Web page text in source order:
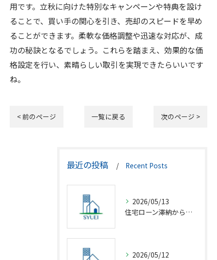
用です。立秋に向けた特別なキャンペーンや特典を設け
ることで、買い手の関心を引き、売却のスピードを早め
ることができます。柔軟な価格調整や迅速な対応が、成
功の秘訣となるでしょう。これらを踏まえ、効果的な価
格設定を行い、素晴らしい取引を実現できたらいいです
ね。
< 前のページ 一覧に戻る 次のページ >
最近の投稿 Recent Posts
2026/05/13
住宅ローン滞納から競売回避の解決策
2026/05/12